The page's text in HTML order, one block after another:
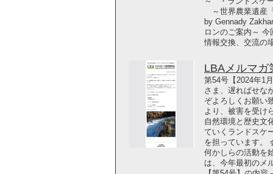
～世界農業遺産
by Gennady
ロンのご案内～
情報交換、交流の
LBAメルマガ
第54号【2024年1
さま、遅ればせな
ぞよろしくお願い
より、被害を受け
自然環境と歴史文
ていくランドスケ
を担っています。
何かしらの活動を
は、今年最初のメ